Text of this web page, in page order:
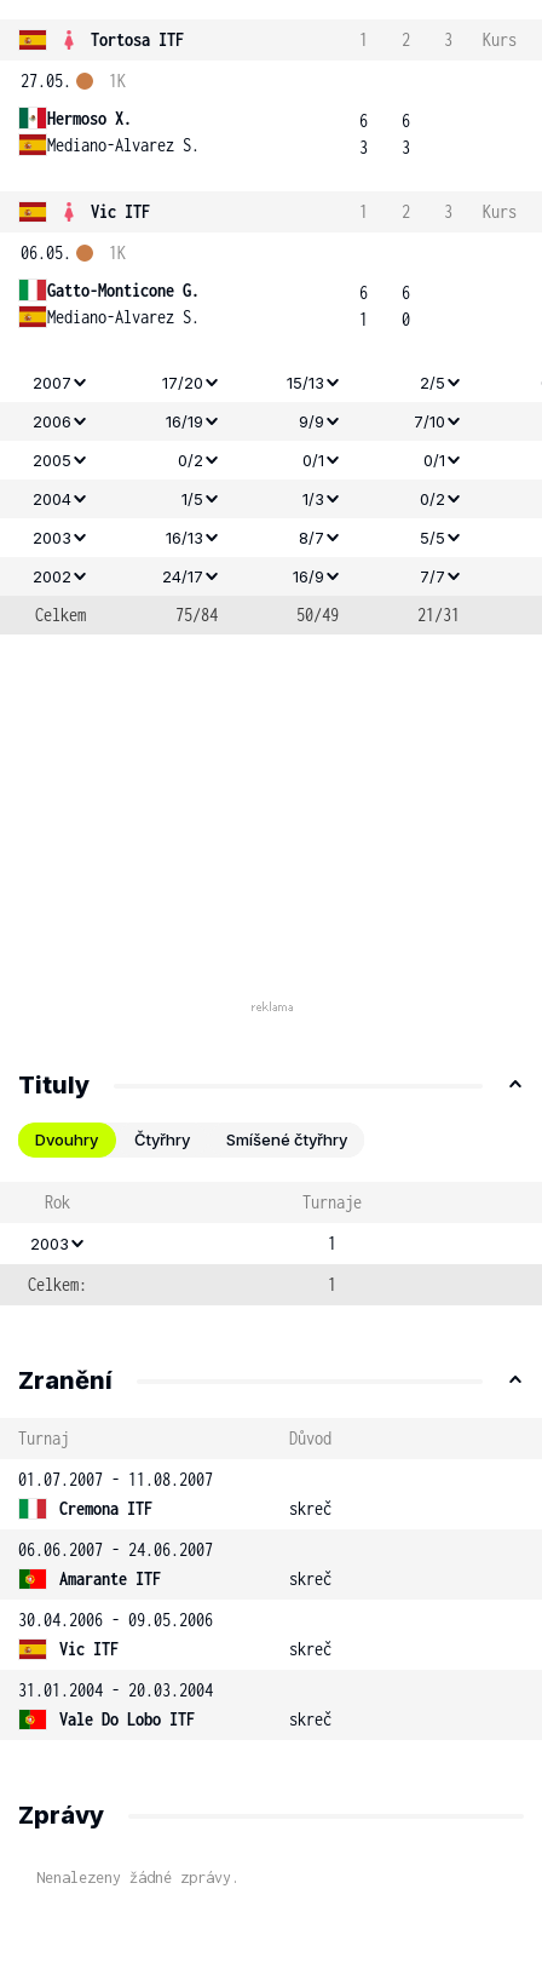
Tortosa ITF 1 2 3
Kurs
27.05.
Hermoso X.
Mediano-Alvarez S.
1K
6
3
6
3
Vic ITF 1 2 3
Kurs
06.05.
Gatto-Monticone G.
Mediano-Alvarez S.
1K
6
1
6
0
2007 17/20 15/13 2/5
2006
16/19 9/9
7/10
2005
0/2 0/1
0/1
2004
1/5 1/3
0/2
2003
16/13 8/7
5/5
2002
24/17 16/9 7/7
Celkem 75/84 50/49 21/31
Tituly
Dvouhry Čtyřhry Smíšené čtyřhry
Rok Turnaje
2003
1
Celkem:
1
Zranění
Turnaj
Důvod
01.07.2007 - 11.08.2007
Cremona ITF
skreč
06.06.2007 - 24.06.2007
Amarante ITF
skreč
30.04.2006 - 09.05.2006
Vic ITF
skreč
31.01.2004 - 20.03.2004
Vale Do Lobo ITF
skreč
Zprávy
Nenalezeny žádné zprávy.